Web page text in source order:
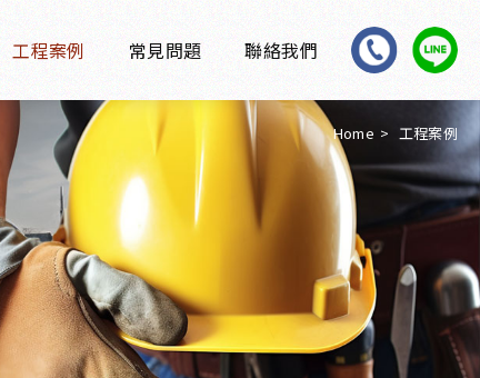
工程案例 常見問題 聯絡我們
Home 工程案例